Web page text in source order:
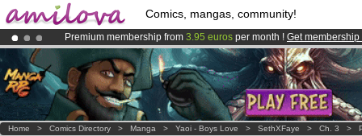
Comics, mangas, community!
Premium membership from 3.95 euros per month ! Get membership
AmilovaKickstarter is now LIVE!.
Already 100000membersand 1000 comics & mangas!.
Home > Comics Directory > Manga > Yaoi - Boys Love > SethXFaye > Ch. 3 >